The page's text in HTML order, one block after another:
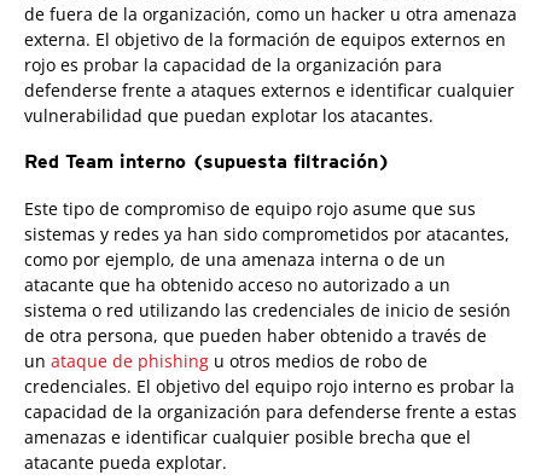
de fuera de la organización, como un hacker u otra amenaza
externa. El objetivo de la formación de equipos externos en
rojo es probar la capacidad de la organización para
defenderse frente a ataques externos e identificar cualquier
vulnerabilidad que puedan explotar los atacantes.
Red Team interno (supuesta filtración)
Este tipo de compromiso de equipo rojo asume que sus
sistemas y redes ya han sido comprometidos por atacantes,
como por ejemplo, de una amenaza interna o de un
atacante que ha obtenido acceso no autorizado a un
sistema o red utilizando las credenciales de inicio de sesión
de otra persona, que pueden haber obtenido a través de
un ataque de phishing u otros medios de robo de
credenciales. El objetivo del equipo rojo interno es probar la
capacidad de la organización para defenderse frente a estas
amenazas e identificar cualquier posible brecha que el
atacante pueda explotar.